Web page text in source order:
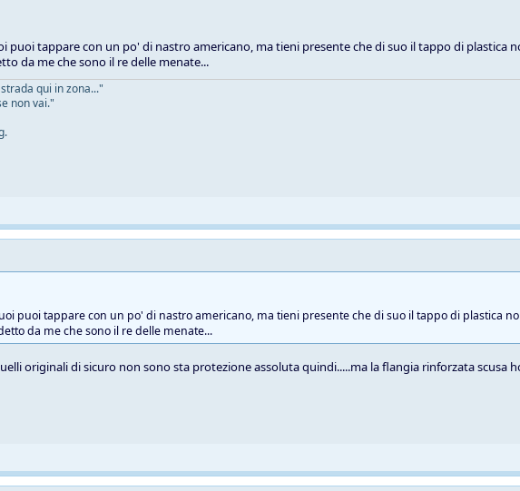
puoi tappare con un po' di nastro americano, ma tieni presente che di suo il tappo di plastica
da me che sono il re delle menate...
qui in zona..."
non vai."
puoi tappare con un po' di nastro americano, ma tieni presente che di suo il tappo di plastica
da me che sono il re delle menate...
originali di sicuro non sono sta protezione assoluta quindi.....ma la flangia rinforzata scusa